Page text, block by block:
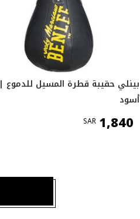
بينلي حقيبة قطرة المسيل للدموع |
أسود
SAR 1,840